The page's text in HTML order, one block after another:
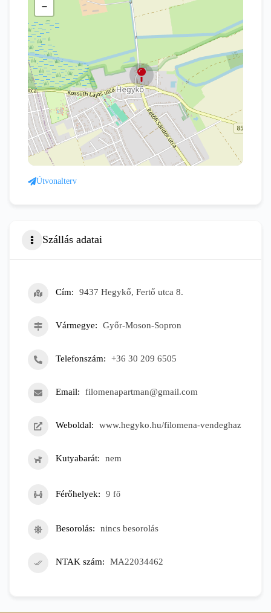
−
Útvonalterv
Szállás adatai
Cím 9437 Hegykő, Fertő utca 8.
Vármegye Győr-Moson-Sopron
Telefonszám +36 30 209 6505
Email filomenapartman@gmail.com
Weboldal www.hegyko.hu/filomena-vendeghaz
Kutyabarát nem
Férőhelyek 9 fő
Besorolás nincs besorolás
NTAK szám MA22034462